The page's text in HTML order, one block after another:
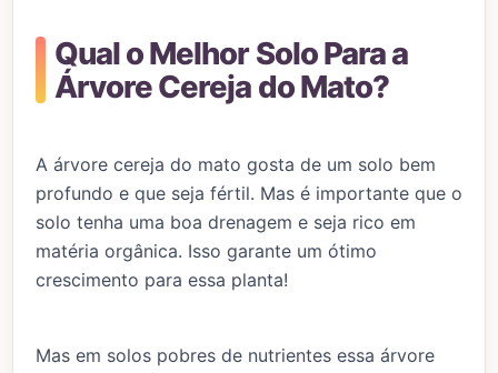
Qual o Melhor Solo Para a
Árvore Cereja do Mato?
A árvore cereja do mato gosta de um solo bem
profundo e que seja fértil. Mas é importante que o
solo tenha uma boa drenagem e seja rico em
matéria orgânica. Isso garante um ótimo
crescimento para essa planta!
Mas em solos pobres de nutrientes essa árvore